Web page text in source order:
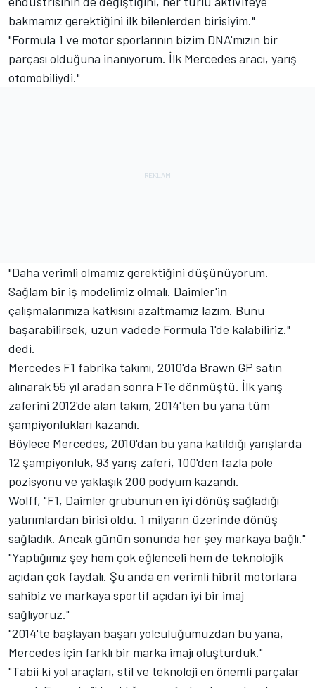
bakmamız gerektiğini ilk bilenlerden birisiyim."
"Formula 1 ve motor sporlarının bizim DNA'mızın bir
parçası olduğuna inanıyorum. İlk Mercedes aracı, yarış
otomobiliydi."
"Daha verimli olmamız gerektiğini düşünüyorum.
Sağlam bir iş modelimiz olmalı. Daimler'in
çalışmalarımıza katkısını azaltmamız lazım. Bunu
başarabilirsek, uzun vadede Formula 1'de kalabiliriz."
dedi.
Mercedes F1 fabrika takımı, 2010'da Brawn GP satın
alınarak 55 yıl aradan sonra F1'e dönmüştü. İlk yarış
zaferini 2012'de alan takım, 2014'ten bu yana tüm
şampiyonlukları kazandı.
Böylece Mercedes, 2010'dan bu yana katıldığı yarışlarda
12 şampiyonluk, 93 yarış zaferi, 100'den fazla pole
pozisyonu ve yaklaşık 200 podyum kazandı.
Wolff, "F1, Daimler grubunun en iyi dönüş sağladığı
yatırımlardan birisi oldu. 1 milyarın üzerinde dönüş
sağladık. Ancak günün sonunda her şey markaya bağlı."
"Yaptığımız şey hem çok eğlenceli hem de teknolojik
açıdan çok faydalı. Şu anda en verimli hibrit motorlara
sahibiz ve markaya sportif açıdan iyi bir imaj
sağlıyoruz."
"2014'te başlayan başarı yolculuğumuzdan bu yana,
Mercedes için farklı bir marka imajı oluşturduk."
"Tabii ki yol araçları, stil ve teknoloji en önemli parçalar